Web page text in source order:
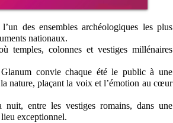
des ensembles archéologiques les plus
nationaux.
temples, colonnes et vestiges millénaires
convie chaque été le public à une
nature, plaçant la voix et l’émotion au cœur
entre les vestiges romains, dans une
exceptionnel.